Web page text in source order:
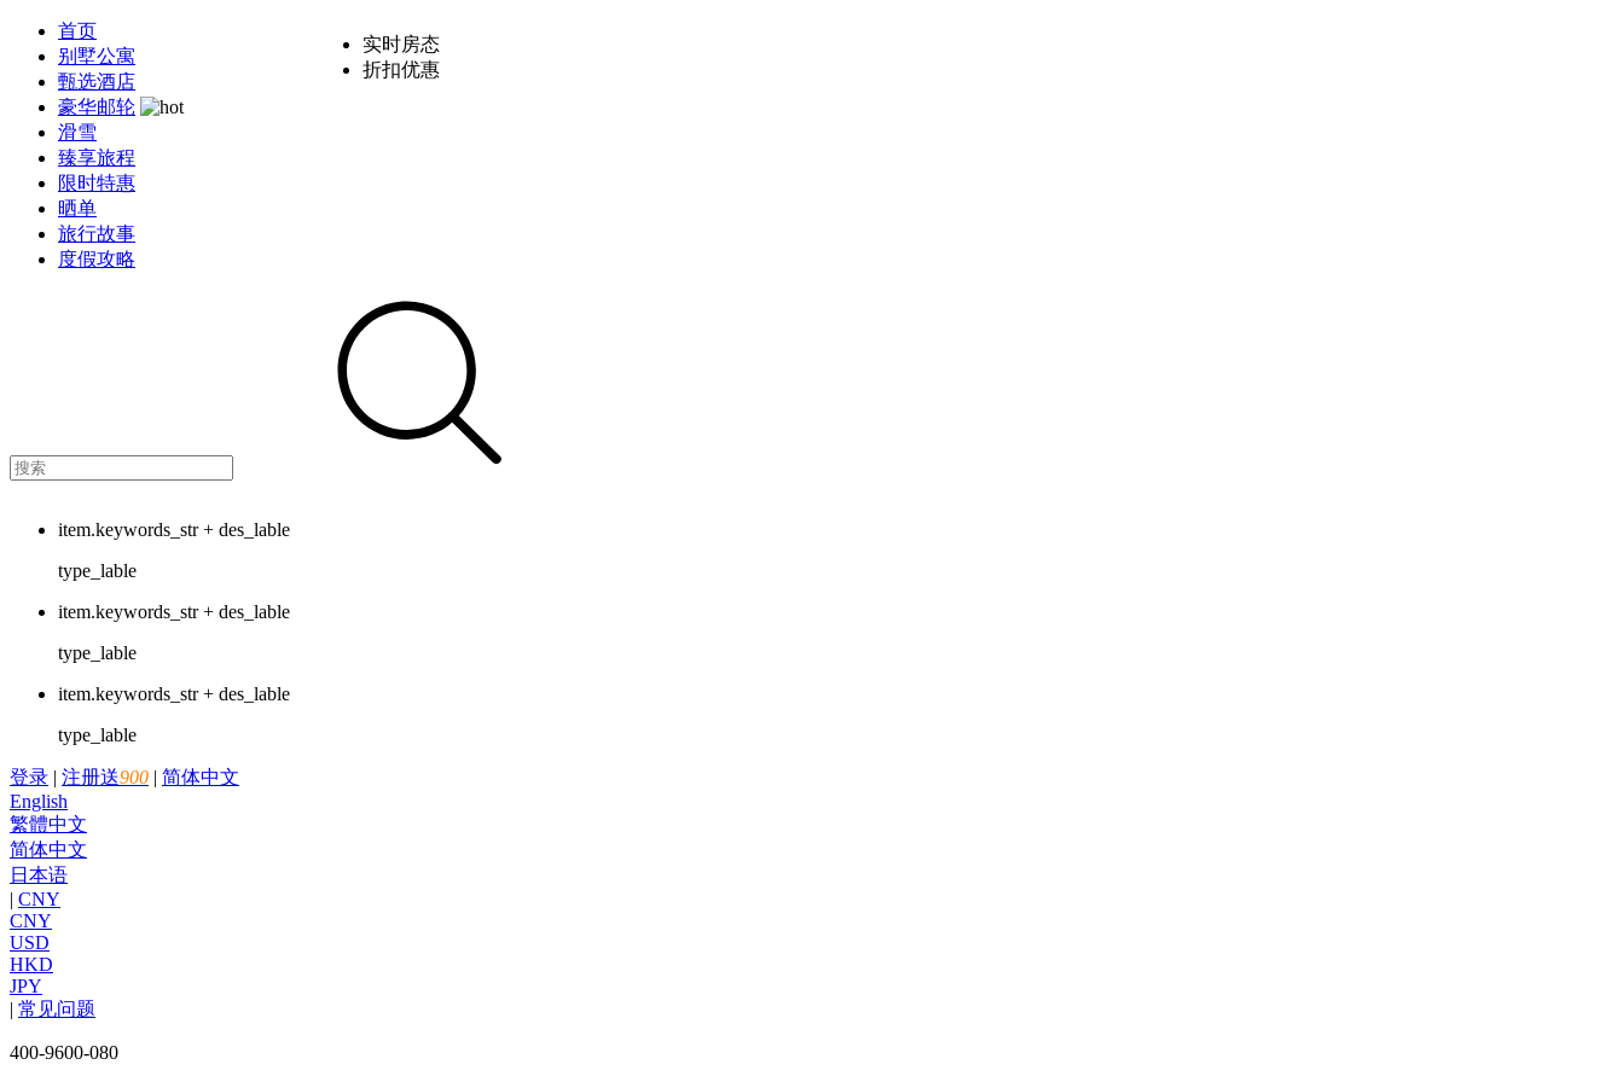
首页
别墅公寓
甄选酒店
豪华邮轮
滑雪
臻享旅程
限时特惠
晒单
旅行故事
度假攻略
item.keywords_str + des_lable
type_lable
item.keywords_str + des_lable
type_lable
item.keywords_str + des_lable
type_lable
登录 | 注册送900 | 简体中文
English
繁體中文
简体中文
日本语
| CNY
CNY
USD
HKD
JPY
| 常见问题
400-9600-080
实时房态
折扣优惠